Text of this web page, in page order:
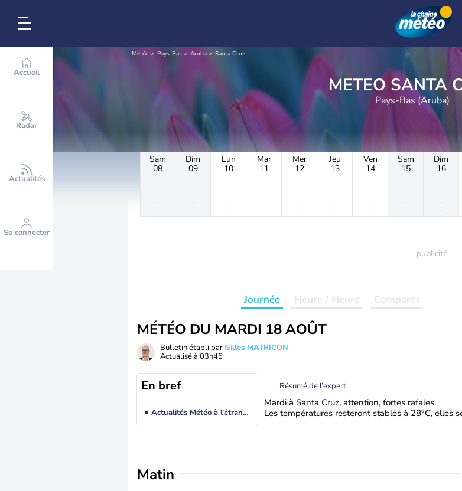
Accueil
Radar
Actualités
Se connecter
Météo Pays-Bas Aruba Santa Cruz
METEO
Pays-Bas (Aruba)
Sam
08
-
-
Dim
09
-
-
Lun
10
-
-
Mar
11
-
-
Mer
12
-
-
Jeu
13
-
-
Ven
14
-
-
Sam
15
-
-
Dim
16
-
-
Journée Heure / Heure Comparer
MÉTÉO DU MARDI 18 AOÛT
Bulletin établi parGilles MATRICON
Actualisé à 03h45
En bref
Actualités Météo à l'étranger
Résumé de l’expert
Mardi à Santa Cruz, attention, fortes rafales.
Les températures resteront stables à 28°C, elles
Matin